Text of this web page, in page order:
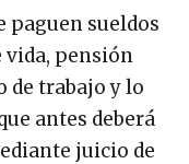
paguen sueldos
vida, pensión
de trabajo y lo
antes deberá
juicio de